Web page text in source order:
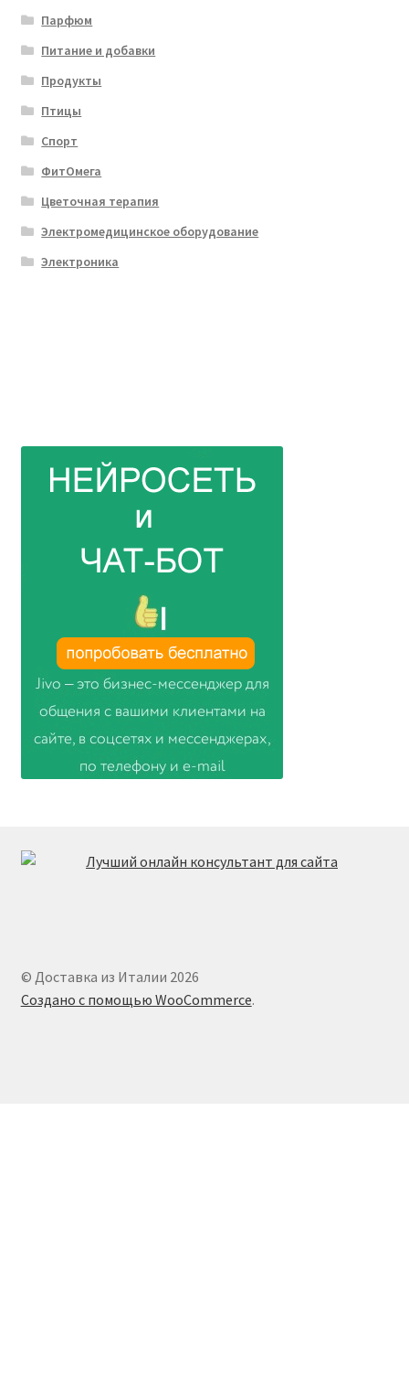
Парфюм
Питание и добавки
Продукты
Птицы
Спорт
ФитОмега
Цветочная терапия
Электромедицинское оборудование
Электроника
© Доставка из Италии 2026
Создано с помощью WooCommerce.